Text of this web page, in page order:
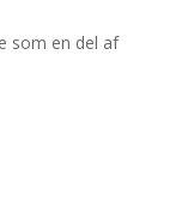
som en del af